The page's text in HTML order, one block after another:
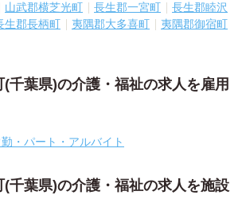
山武郡横芝光町 長生郡一宮町
長生郡睦沢
生郡長柄町 夷隅郡大多喜町
夷隅郡御宿町
千葉県)の介護・福祉の求人を雇用
・パート・アルバイト
(千葉県)の介護・福祉の求人を施設